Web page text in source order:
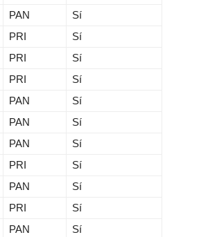
PAN
Sí
PRI
Sí
PRI
Sí
PRI
Sí
PAN
Sí
PAN
Sí
PAN
Sí
PRI
Sí
PAN
Sí
PRI
Sí
PAN
Sí